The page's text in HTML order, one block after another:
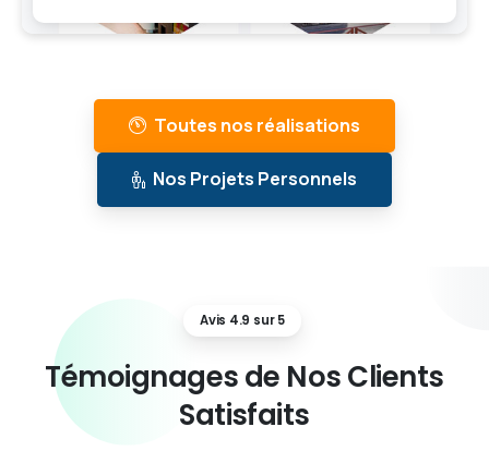
Toutes nos réalisations
Nos Projets Personnels
Avis 4.9 sur 5
Témoignagesde NosClients
Satisfaits